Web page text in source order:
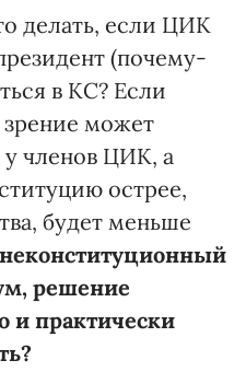
делать, если ЦИК
(почему-
в КС? Если
зрение может
у членов ЦИК, а
острее,
будет меньше
решение
и практически